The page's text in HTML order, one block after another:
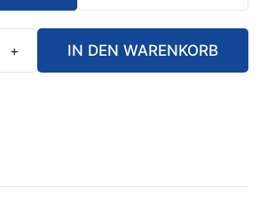
Jeder
MP3
+ IN DEN WARENKORB